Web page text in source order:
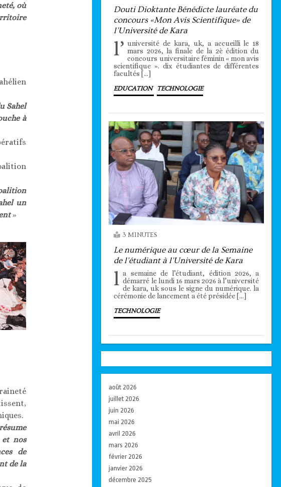
où
Sahel
à
un
»
nos
de
de la
Douti Dioktante Bénédicte lauréate du
concours «Mon Avis Scientifique» de
l’Université de Kara
l’ université de kara, uk, a accueilli le 18
mars 2026, la finale de la 2è édition du
concours universitaire féminin « mon avis
scientifique ». dix étudiantes de différentes
facultés […]
EDUCATION TECHNOLOGIE
3 MINUTES
Le numérique au cœur de la Semaine
de l’étudiant à l’Université de Kara
l a semaine de l’étudiant, édition 2026, a
démarré le lundi 16 mars 2026 à l’université
de kara, uk sous le signe du numérique. la
cérémonie de lancement a été présidée […]
TECHNOLOGIE
août 2026
juillet 2026
juin 2026
mai 2026
avril 2026
mars 2026
février 2026
janvier 2026
décembre 2025